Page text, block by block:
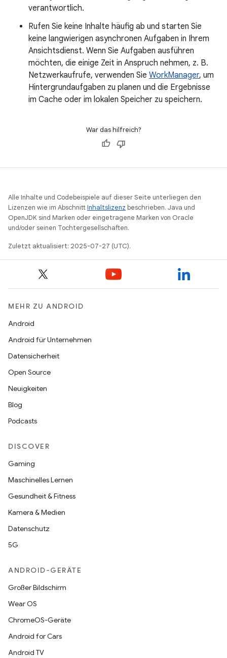
verantwortlich.
Rufen Sie keine Inhalte häufig ab und starten Sie
keine langwierigen asynchronen Aufgaben in Ihrem
Ansichtsdienst. Wenn Sie Aufgaben ausführen
möchten, die einige Zeit in Anspruch nehmen, z. B.
Netzwerkaufrufe, verwenden Sie WorkManager, um
Hintergrundaufgaben zu planen und die Ergebnisse
im Cache oder im lokalen Speicher zu speichern.
War das hilfreich?
Alle Inhalte und Codebeispiele auf dieser Seite unterliegen den
Lizenzen wie im AbschnittInhaltslizenz beschrieben. Java und
OpenJDK sind Marken oder eingetragene Marken von Oracle
und/oder seinen Tochtergesellschaften.
Zuletzt aktualisiert: 2025-07-27 (UTC).
MEHR ZU ANDROID
Android
Android für Unternehmen
Datensicherheit
Open Source
Neuigkeiten
Blog
Podcasts
DISCOVER
Gaming
Maschinelles Lernen
Gesundheit & Fitness
Kamera & Medien
Datenschutz
5G
ANDROID-GERÄTE
Großer Bildschirm
Wear OS
ChromeOS-Geräte
Android for Cars
Android TV